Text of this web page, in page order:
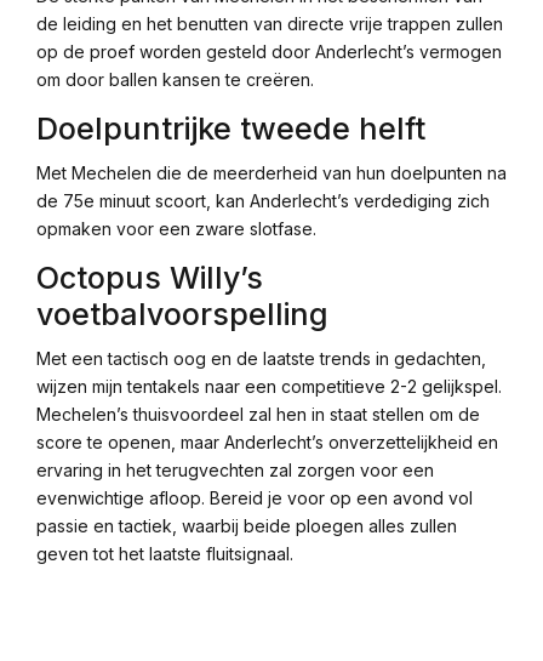
de leiding en het benutten van directe vrije trappen zullen
op de proef worden gesteld door Anderlecht’s vermogen
om door ballen kansen te creëren.
Doelpuntrijke tweede helft
Met Mechelen die de meerderheid van hun doelpunten na
de 75e minuut scoort, kan Anderlecht’s verdediging zich
opmaken voor een zware slotfase.
Octopus Willy’s
voetbalvoorspelling
Met een tactisch oog en de laatste trends in gedachten,
wijzen mijn tentakels naar een competitieve 2-2 gelijkspel.
Mechelen’s thuisvoordeel zal hen in staat stellen om de
score te openen, maar Anderlecht’s onverzettelijkheid en
ervaring in het terugvechten zal zorgen voor een
evenwichtige afloop. Bereid je voor op een avond vol
passie en tactiek, waarbij beide ploegen alles zullen
geven tot het laatste fluitsignaal.